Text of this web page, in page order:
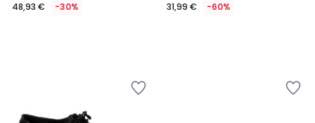
48,93 € -30% 31,99 € -60%